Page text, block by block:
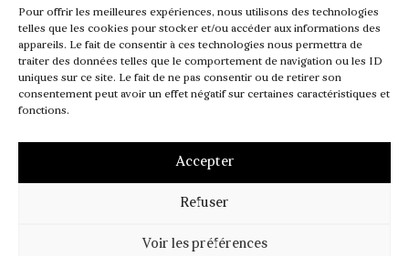
Pour offrir les meilleures expériences, nous utilisons des technologies
telles que les cookies pour stocker et/ou accéder aux informations des
appareils. Le fait de consentir à ces technologies nous permettra de
traiter des données telles que le comportement de navigation ou les ID
uniques sur ce site. Le fait de ne pas consentir ou de retirer son
consentement peut avoir un effet négatif sur certaines caractéristiques et
fonctions.
Accepter
Refuser
Voir les préférences
@REVUEPASSAGER
MENTIONS LÉGALES
POLITIQUE DE COOKIES (UE)